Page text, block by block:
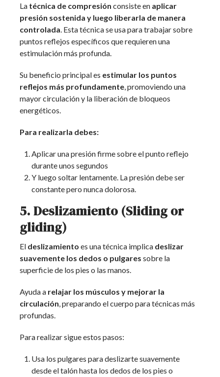
La técnica de compresión consiste en aplicar
presión sostenida y luego liberarla de manera
controlada. Esta técnica se usa para trabajar sobre
puntos reflejos específicos que requieren una
estimulación más profunda.
Su beneficio principal es estimular los puntos
reflejos más profundamente, promoviendo una
mayor circulación y la liberación de bloqueos
energéticos.
Para realizarla debes:
Aplicar una presión firme sobre el punto reflejo
durante unos segundos
Y luego soltar lentamente. La presión debe ser
constante pero nunca dolorosa.
5. Deslizamiento (Sliding or
gliding)
El deslizamiento es una técnica implica deslizar
suavemente los dedos o pulgares sobre la
superficie de los pies o las manos.
Ayuda a relajar los músculos y mejorar la
circulación, preparando el cuerpo para técnicas más
profundas.
Para realizar sigue estos pasos:
Usa los pulgares para deslizarte suavemente
desde el talón hasta los dedos de los pies o